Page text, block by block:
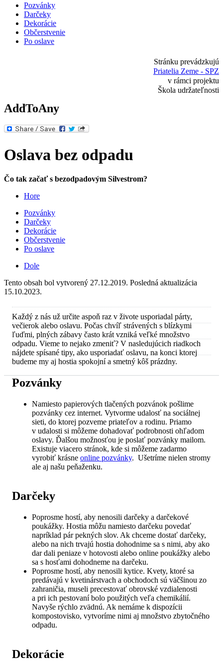
Pozvánky
Darčeky
Dekorácie
Občerstvenie
Po oslave
Stránku prevádzkujú
Priatelia Zeme - SPZ
v rámci projektu
Škola udržateľnosti
AddToAny
Oslava bez odpadu
Čo tak začať s bezodpadovým Silvestrom?
Hore
Pozvánky
Darčeky
Dekorácie
Občerstvenie
Po oslave
Dole
Tento obsah bol vytvorený 27.12.2019. Posledná aktualizácia
15.10.2023.
Každý z nás už určite aspoň raz v živote usporiadal párty,
večierok alebo oslavu. Počas chvíľ strávených s blízkymi
ľuďmi, plných zábavy často krát vzniká veľké množstvo
odpadu. Vieme to nejako zmeniť? V nasledujúcich riadkoch
nájdete spísané tipy, ako usporiadať oslavu, na konci ktorej
budeme my aj hostia spokojní a smetný kôš prázdny.
Pozvánky
Namiesto papierových tlačených pozvánok pošlime
pozvánky cez internet. Vytvorme udalosť na sociálnej
sieti, do ktorej pozveme priateľov a rodinu. Priamo
v udalosti si môžeme dohadovať podrobnosti ohľadom
oslavy. Ďalšou možnosťou je poslať pozvánky mailom.
Existuje viacero stránok, kde si môžeme zadarmo
vyrobiť krásne online pozvánky. Ušetríme nielen stromy
ale aj našu peňaženku.
Darčeky
Poprosme hostí, aby nenosili darčeky a darčekové
poukážky. Hostia môžu namiesto darčeku povedať
napríklad pár pekných slov. Ak chceme dostať darčeky,
alebo na nich trvajú hostia dohodnime sa s nimi, aby ako
dar dali peniaze v hotovosti alebo online poukážky alebo
sa s hosťami dohodneme na darčeku.
Poprosme hostí, aby nenosili kytice. Kvety, ktoré sa
predávajú v kvetinárstvach a obchodoch sú väčšinou zo
zahraničia, museli precestovať obrovské vzdialenosti
a pri ich pestovaní bolo použitých veľa chemikálií.
Navyše rýchlo zvädnú. Ak nemáme k dispozícii
kompostovisko, vytvoríme nimi aj množstvo zbytočného
odpadu.
Dekorácie